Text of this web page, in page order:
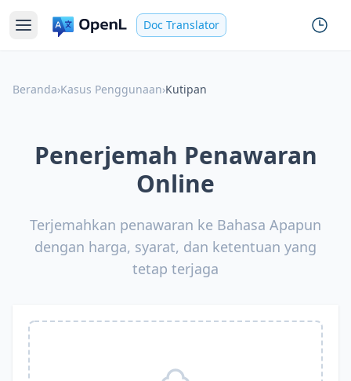
Doc Translator
Beranda›Kasus Penggunaan›Kutipan
Penerjemah Penawaran
Online
Terjemahkan penawaran ke Bahasa Apapun
dengan harga, syarat, dan ketentuan yang
tetap terjaga